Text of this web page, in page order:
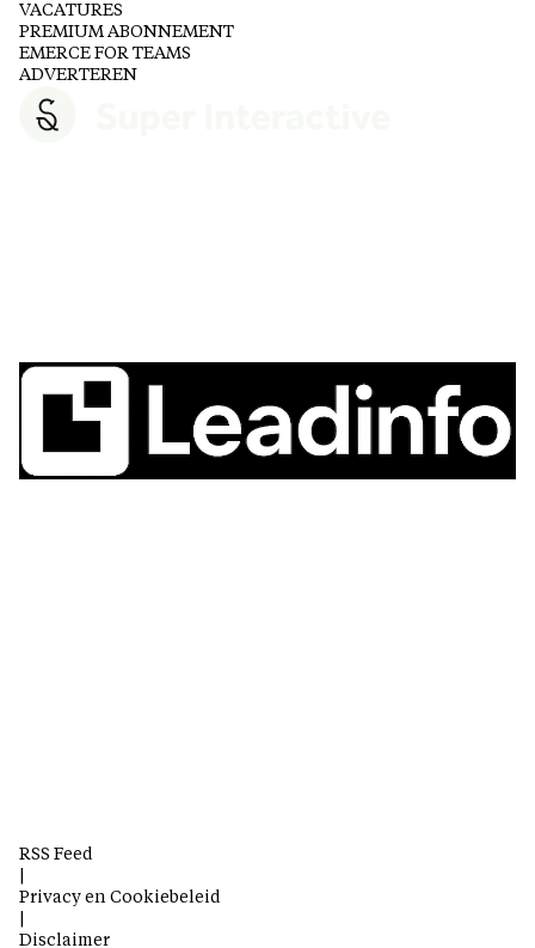
VACATURES
PREMIUM ABONNEMENT
EMERCE FOR TEAMS
ADVERTEREN
RSS Feed
Privacy en Cookiebeleid
Disclaimer